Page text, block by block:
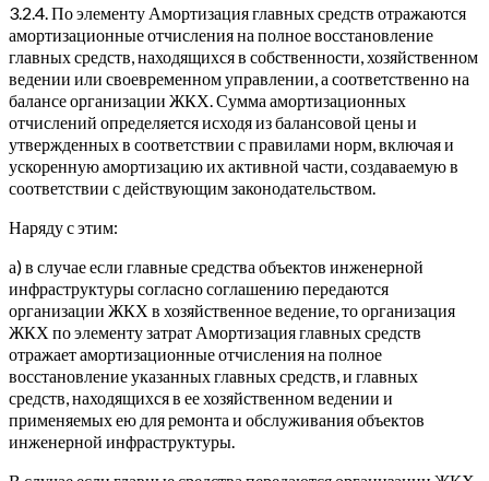
3.2.4. По элементу Амортизация главных средств отражаются
амортизационные отчисления на полное восстановление
главных средств, находящихся в собственности, хозяйственном
ведении или своевременном управлении, а соответственно на
балансе организации ЖКХ. Сумма амортизационных
отчислений определяется исходя из балансовой цены и
утвержденных в соответствии с правилами норм, включая и
ускоренную амортизацию их активной части, создаваемую в
соответствии с действующим законодательством.
Наряду с этим:
а) в случае если главные средства объектов инженерной
инфраструктуры согласно соглашению передаются
организации ЖКХ в хозяйственное ведение, то организация
ЖКХ по элементу затрат Амортизация главных средств
отражает амортизационные отчисления на полное
восстановление указанных главных средств, и главных
средств, находящихся в ее хозяйственном ведении и
применяемых ею для ремонта и обслуживания объектов
инженерной инфраструктуры.